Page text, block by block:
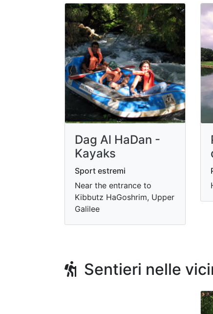
Dag Al HaDan -
Kayaks
Sport estremi
Near the entrance to
Kibbutz HaGoshrim, Upper
Galilee
Sentieri nelle